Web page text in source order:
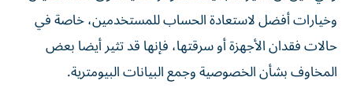
وخيارات أفضل لاستعادة الحساب للمستخدمين، ​خاصة في
حالات فقدان الأجهزة أو سرقتها، فإنها قد ‌تثير أيضا بعض
المخاوف بشأن الخصوصية وجمع البيانات البيومترية.